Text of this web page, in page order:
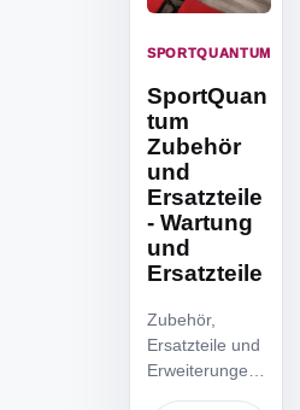
SPORTQUANTUM
SportQuan
tum
Zubehör
und
Ersatzteile
- Wartung
und
Ersatzteile
Zubehör,
Ersatzteile und
Erweiterungen